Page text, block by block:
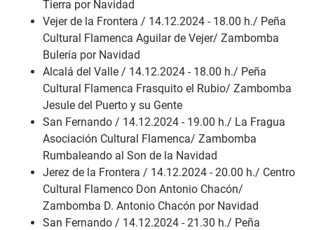
Tierra por Navidad
Vejer de la Frontera / 14.12.2024 - 18.00 h./ Peña
Cultural Flamenca Aguilar de Vejer/ Zambomba
Bulería por Navidad
Alcalá del Valle / 14.12.2024 - 18.00 h./ Peña
Cultural Flamenca Frasquito el Rubio/ Zambomba
Jesule del Puerto y su Gente
San Fernando / 14.12.2024 - 19.00 h./ La Fragua
Asociación Cultural Flamenca/ Zambomba
Rumbaleando al Son de la Navidad
Jerez de la Frontera / 14.12.2024 - 20.00 h./ Centro
Cultural Flamenco Don Antonio Chacón/
Zambomba D. Antonio Chacón por Navidad
San Fernando / 14.12.2024 - 21.30 h./ Peña